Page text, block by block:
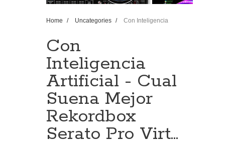
Home / Uncategories /
Con Inteligencia
Con
Inteligencia
Artificial - Cual
Suena Mejor
Rekordbox
Serato Pro Virt...